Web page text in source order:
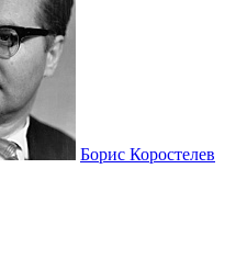
Борис Коростелев